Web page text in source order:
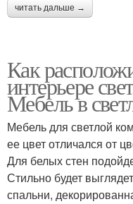
читать дальше →
Как
интерьере
Мебель в
Мебель для светлой
ее цвет отличался от
Для белых стен
Стильно будет
спальни,